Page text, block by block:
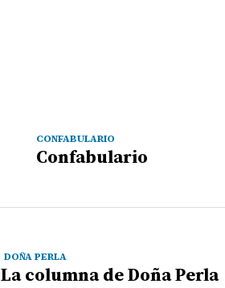
CONFABULARIO
Confabulario
DOÑA PERLA
La columna de Doña Perla